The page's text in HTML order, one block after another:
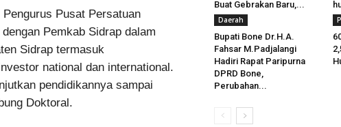
Pusat Persatuan
Pemkab Sidrap dalam
Sidrap termasuk
national dan international.
pendidikannya sampai
Doktoral.
Buat Gebrakan Baru,...
Daerah
Bupati Bone Dr.H.A.
Fahsar M.Padjalangi
Hadiri Rapat Paripurna
DPRD Bone,
Perubahan...